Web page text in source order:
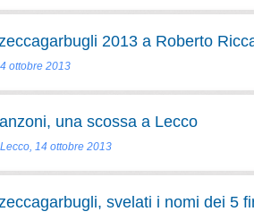
2013 a Roberto
ottobre 2013
una scossa a Lecco
14 ottobre 2013
svelati i nomi dei 5